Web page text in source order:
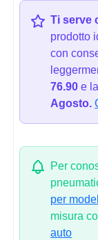
Ti serve
prodotto
con
76.90 e
Agosto.
Per
per
misura
auto